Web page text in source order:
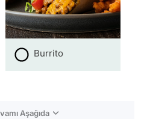
Burrito
Aşağıda